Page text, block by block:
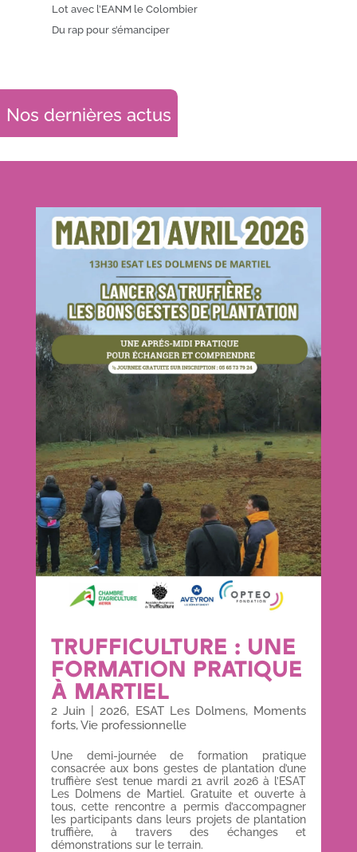
Lot avec l’EANM le Colombier
Du rap pour s’émanciper
Nos dernières actus
TRUFFICULTURE : UNE
FORMATION PRATIQUE
À MARTIEL
2 Juin |2026, ESAT Les Dolmens, Moments
forts,Vie professionnelle
Une demi-journée de formation pratique
consacrée aux bons gestes de plantation d’une
truffière s’est tenue mardi 21 avril 2026 à l’ESAT
Les Dolmens de Martiel. Gratuite et ouverte à
tous, cette rencontre a permis d’accompagner
les participants dans leurs projets de plantation
truffière, à travers des échanges et
démonstrations sur le terrain.